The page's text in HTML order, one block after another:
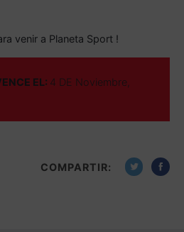
venir a Planeta Sport !
EL: 4 DE Noviembre,
COMPARTIR: